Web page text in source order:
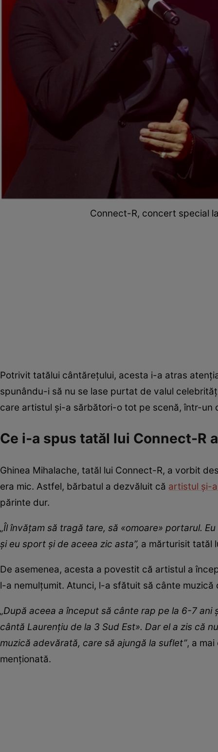
Connect-R, concert special
Potrivit tatălui cântărețului, acesta i-a atras
spunându-i să nu se lase purtat de valul
care artistul și-a sărbători-o tot pe scenă, într-un
Ce i-a spus tatăl lui Connect-R
Ghinea Mihalache, tatăl lui Connect-R, a vorbit
era mic. Astfel, bărbatul a dezvăluit că artistul și-
părinte dur.
„Îl învățam să tragă tare, să «omoare» portarul.
și eu sport și de aceea zic asta”, a mărturisit tatăl
De asemenea, acesta a povestit că artistul a
l-a nemulțumit. Atunci, l-a sfătuit să cânte
„După aceea a început să cânte rap pe la 6-7
cântă Laurențiu de la 3 Sud Est». Dar el a zis că
muzică adevărată, care să ajungă la suflet”, a
menționată.